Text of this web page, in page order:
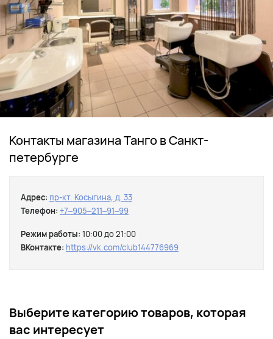
Контакты магазина Танго в Санкт-
петербурге
Адрес: пр-кт. Косыгина, д. 33
Телефон: +7‒905‒211‒91‒99
Режим работы: 10:00 до 21:00
ВКонтакте: https://vk.com/club144776969
Выберите категорию товаров, которая
вас интересует